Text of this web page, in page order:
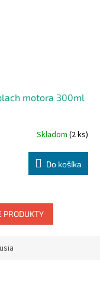
motora 300ml
Skladom(2 ks)
Do košíka
PRODUKTY